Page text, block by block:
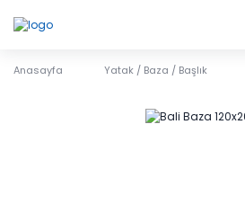
Anasayfa Yatak / Baza / Başlık